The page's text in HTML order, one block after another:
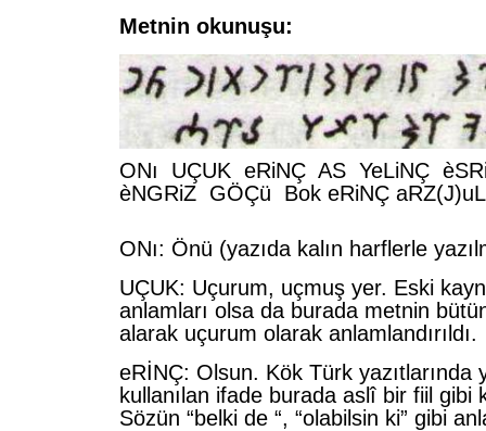
Metnin okunuşu:
ONı UÇUK eRiNÇ AS YeLiNÇ
èNGRiZ GÖÇü Bok eRiNÇ
ONı: Önü (yazıda kalın harflerle
UÇUK: Uçurum, uçmuş yer. Eski
anlamları olsa da burada metnin
alarak uçurum olarak anlamlandırıldı.
eRİNÇ: Olsun. Kök Türk yazıtlarında
kullanılan ifade burada aslî bir fiil gibi
Sözün “belki de “, “olabilsin ki” gibi